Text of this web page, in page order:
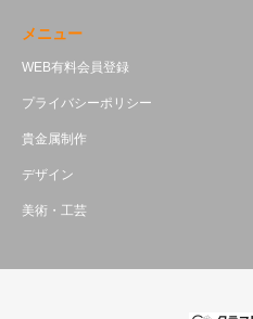
メニュー
WEB有料会員登録
プライバシーポリシー
貴金属制作
デザイン
美術・工芸